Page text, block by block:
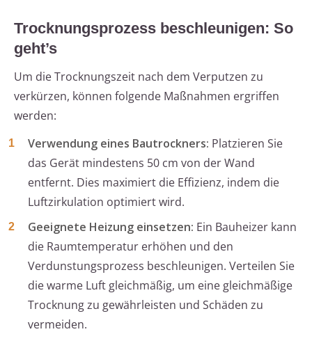
Trocknungsprozess beschleunigen: So
geht’s
Um die Trocknungszeit nach dem Verputzen zu
verkürzen, können folgende Maßnahmen ergriffen
werden:
Verwendung eines Bautrockners: Platzieren Sie
das Gerät mindestens 50 cm von der Wand
entfernt. Dies maximiert die Effizienz, indem die
Luftzirkulation optimiert wird.
Geeignete Heizung einsetzen: Ein Bauheizer kann
die Raumtemperatur erhöhen und den
Verdunstungsprozess beschleunigen. Verteilen Sie
die warme Luft gleichmäßig, um eine gleichmäßige
Trocknung zu gewährleisten und Schäden zu
vermeiden.